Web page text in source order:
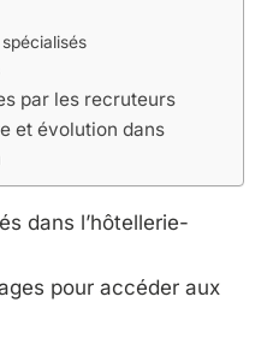
par les recruteurs
et évolution dans
dans l’hôtellerie-
pour accéder aux